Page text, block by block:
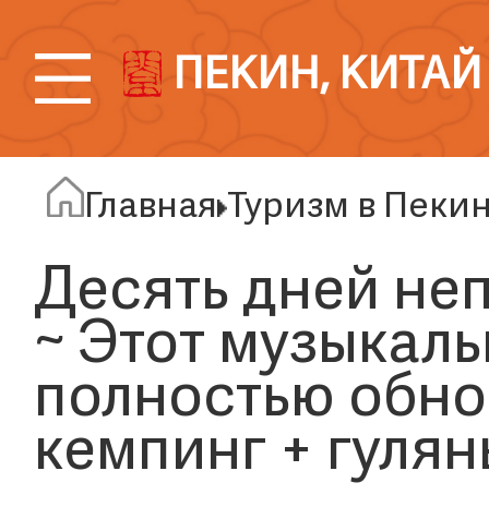
ПЕКИН, КИТАЙ
Главная Туризм в
Десять дней
~ Этот
полностью
кемпинг +